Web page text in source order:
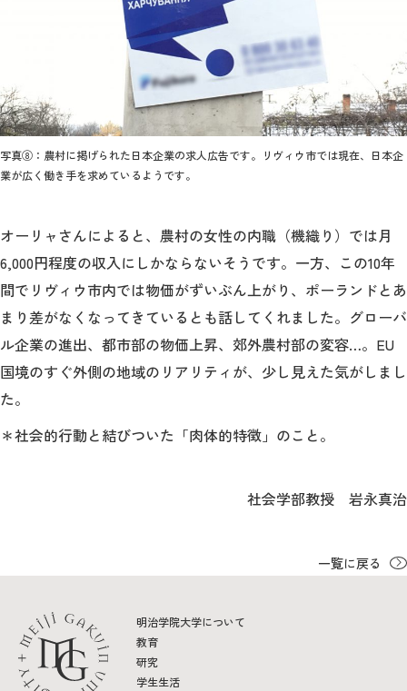
写真⑧：農村に掲げられた日本企業の求人広告です。リヴィウ市では現在、日本企
業が広く働き手を求めているようです。
オーリャさんによると、農村の女性の内職（機織り）では月
6,000円程度の収入にしかならないそうです。一方、この10年
間でリヴィウ市内では物価がずいぶん上がり、ポーランドとあ
まり差がなくなってきているとも話してくれました。グローバ
ル企業の進出、都市部の物価上昇、郊外農村部の変容…。EU
国境のすぐ外側の地域のリアリティが、少し見えた気がしまし
た。
＊社会的行動と結びついた「肉体的特徴」のこと。
社会学部教授 岩永真治
一覧に戻る
明治学院大学について
教育
研究
学生生活